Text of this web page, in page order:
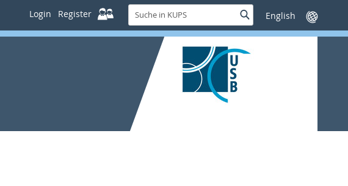
Login Register
Suche
in
KUPS
SucheSprache
wechseln